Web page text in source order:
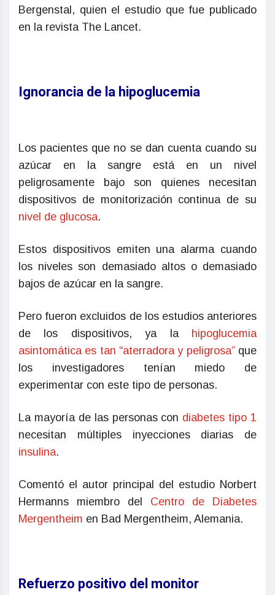
Bergenstal, quien el estudio que fue publicado
en la revista The Lancet.
Ignorancia de la hipoglucemia
Los pacientes que no se dan cuenta cuando su
azúcar en la sangre está en un nivel
peligrosamente bajo son quienes necesitan
dispositivos de monitorización continua de su
nivel de glucosa.
Estos dispositivos emiten una alarma cuando
los niveles son demasiado altos o demasiado
bajos de azúcar en la sangre.
Pero fueron excluidos de los estudios anteriores
de los dispositivos, ya la hipoglucemia
asintomática es tan “aterradora y peligrosa”que
los investigadores tenían miedo de
experimentar con este tipo de personas.
La mayoría de las personas con diabetes tipo 1
necesitan múltiples inyecciones diarias de
insulina.
Comentó el autor principal del estudio Norbert
Hermanns miembro del Centro de Diabetes
Mergentheim en Bad Mergentheim, Alemania.
Refuerzo positivo del monitor